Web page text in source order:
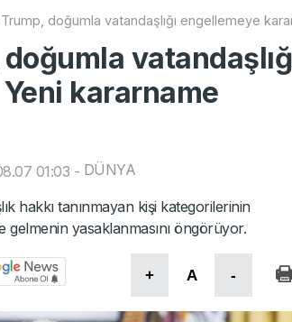
doğumla vatandaşlığı engellemeye
kararname
01:03 - DÜNYA
hakkı tanınmayan kişi kategorilerinin
yasaklanmasını öngörüyor.
+ A -